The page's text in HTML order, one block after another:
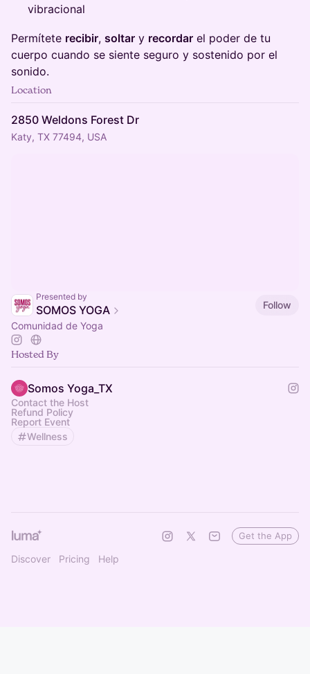
vibracional
Permítete recibir, soltar y recordar el poder de tu
cuerpo cuando se siente seguro y sostenido por el
sonido.
Location
2850 Weldons Forest Dr
Katy, TX 77494, USA
Presented by
SOMOS YOGA
Follow
Comunidad de Yoga
Hosted By
Somos Yoga_TX
Contact the Host
Refund Policy
Report Event
Wellness
Discover Pricing Help
Get the App